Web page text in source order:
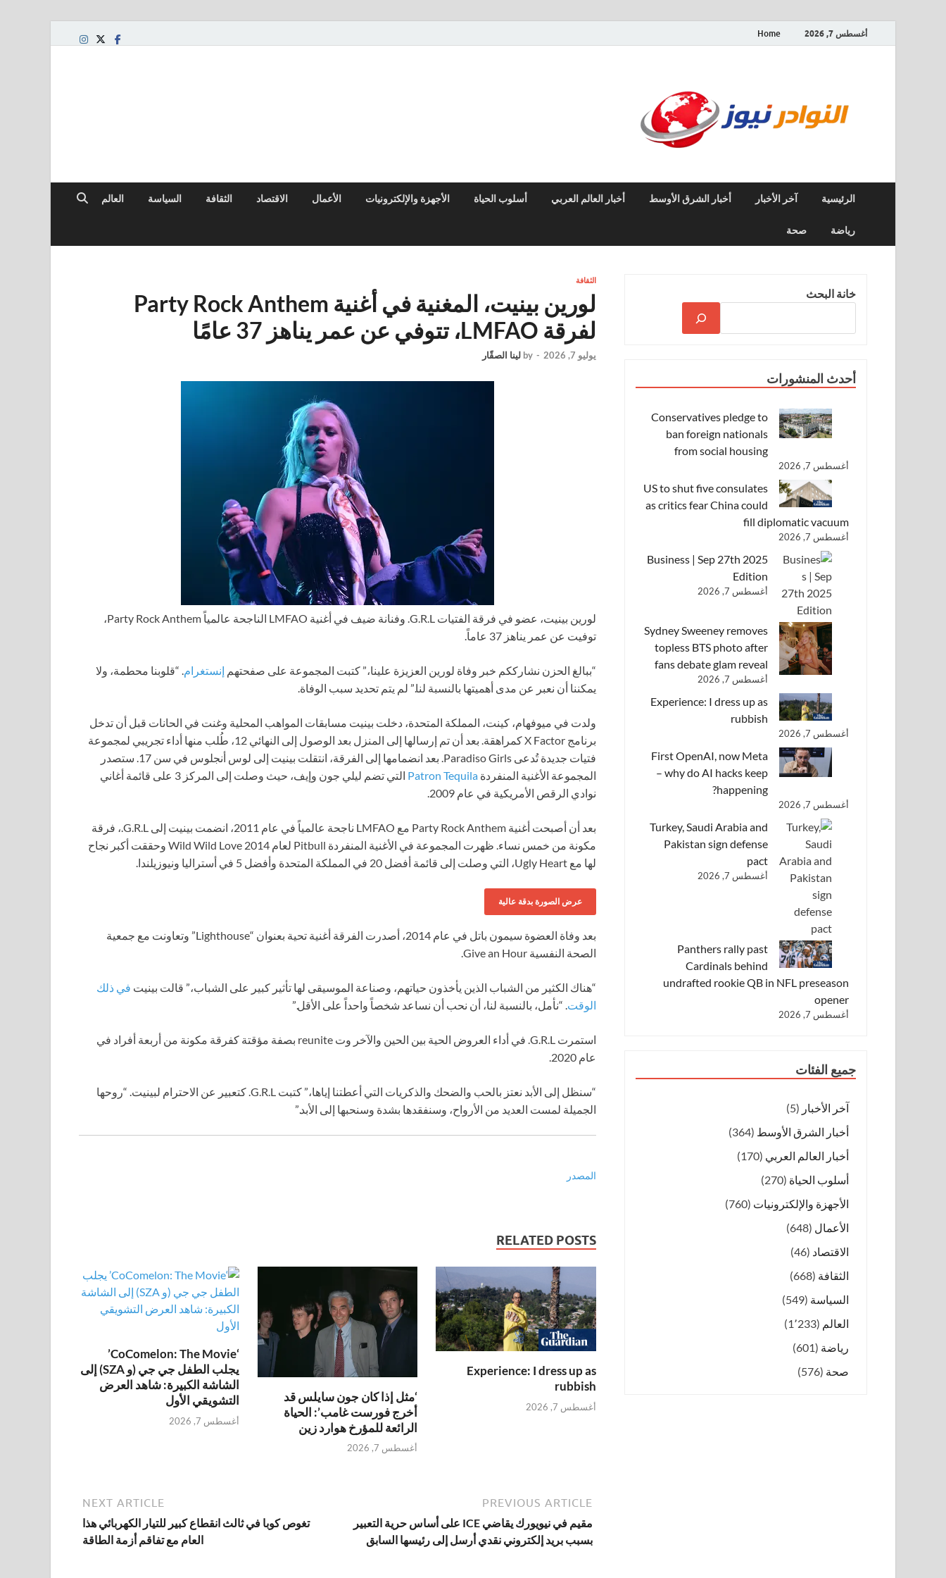
أغسطس 7, 2026 Home
الرئيسية آخر الأخبار أخبار الشرق الأوسط أخبار العالم العربي أسلوب الحياة الأجهزة والإلكترونيات الأعمال الاقتصاد الثقافة السياسة العالم
رياضة صحة
الثقافة
لورين بينيت، المغنية في أغنية Party Rock Anthem
لفرقة LMFAO، تتوفي عن عمر يناهز 37 عامًا
يوليو 7, 2026 -
by لينا الصقّار
لورين بينيت، عضو في فرقة الفتيات G.R.L. وفنانة ضيف في أغنية LMFAO الناجحة عالمياً Party Rock Anthem،
توفيت عن عمر يناهز 37 عاماً.
“ببالغ الحزن نشارككم خبر وفاة لورين العزيزة علينا،” كتبت المجموعة على صفحتهم إنستغرام. “قلوبنا محطمة، ولا
يمكننا أن نعبر عن مدى أهميتها بالنسبة لنا.” لم يتم تحديد سبب الوفاة.
ولدت في ميوفهام، كينت، المملكة المتحدة، دخلت بينيت مسابقات المواهب المحلية وغنت في الحانات قبل أن تدخل
برنامج X Factor كمراهقة. بعد أن تم إرسالها إلى المنزل بعد الوصول إلى النهائي 12، طُلب منها أداء تجريبي لمجموعة
فتيات جديدة تُدعى Paradiso Girls. بعد انضمامها إلى الفرقة، انتقلت بينيت إلى لوس أنجلوس في سن 17. ستصدر
المجموعة الأغنية المنفردة Patron Tequila
التي تضم ليلي جون وإيف، حيث وصلت إلى المركز 3 على قائمة أغاني
نوادي الرقص الأمريكية في عام 2009.
بعد أن أصبحت أغنية Party Rock Anthem مع LMFAO ناجحة عالمياً في عام 2011، انضمت بينيت إلى G.R.L.، فرقة
مكونة من خمس نساء. ظهرت المجموعة في الأغنية المنفردة Pitbull لعام 2014 Wild Wild Love وحققت أكبر نجاح
لها مع Ugly Heart، التي وصلت إلى قائمة أفضل 20 في المملكة المتحدة وأفضل 5 في أستراليا ونيوزيلندا.
عرض الصورة بدقة عالية
بعد وفاة العضوة سيمون باتل في عام 2014، أصدرت الفرقة أغنية تحية بعنوان “Lighthouse” وتعاونت مع جمعية
الصحة النفسية Give an Hour.
“هناك الكثير من الشباب الذين يأخذون حياتهم، وصناعة الموسيقى لها تأثير كبير على الشباب،” قالت بينيت في ذلك
الوقت. “نأمل، بالنسبة لنا، أن نحب أن نساعد شخصاً واحداً على الأقل.”
استمرت G.R.L. في أداء العروض الحية بين الحين والآخر وت reunite بصفة مؤقتة كفرقة مكونة من أربعة أفراد في
عام 2020.
“سنظل إلى الأبد نعتز بالحب والضحك والذكريات التي أعطتنا إياها،” كتبت G.R.L. كتعبير عن الاحترام لبينيت. “روحها
الجميلة لمست العديد من الأرواح، وسنفقدها بشدة وسنحبها إلى الأبد.”
المصدر
RELATED POSTS
Experience: I dress up as
rubbish
أغسطس 7, 2026
‘مثل إذا كان جون سايلس قد
أخرج فورست غامب’: الحياة
الرائعة للمؤرخ هوارد زين
أغسطس 7, 2026
‘CoComelon: The Movie’
يجلب الطفل جي جي (و SZA) إلى
الشاشة الكبيرة: شاهد العرض
التشويقي الأول
أغسطس 7, 2026
PREVIOUS ARTICLE
مقيم في نيويورك يقاضي ICE على أساس حرية التعبير
بسبب بريد إلكتروني نقدي أرسل إلى رئيسها السابق
NEXT ARTICLE
تغوص كوبا في ثالث انقطاع كبير للتيار الكهربائي هذا
العام مع تفاقم أزمة الطاقة
خانة البحث
أحدث المنشورات
Conservatives pledge to
ban foreign nationals
from social housing
أغسطس 7, 2026
US to shut five consulates
as critics fear China could
fill diplomatic vacuum
أغسطس 7, 2026
Business | Sep 27th 2025
Edition
أغسطس 7, 2026
Sydney Sweeney removes
topless BTS photo after
fans debate glam reveal
أغسطس 7, 2026
Experience: I dress up as
rubbish
أغسطس 7, 2026
First OpenAI, now Meta
– why do AI hacks keep
happening?
أغسطس 7, 2026
Turkey, Saudi Arabia and
Pakistan sign defense
pact
أغسطس 7, 2026
Panthers rally past
Cardinals behind
undrafted rookie QB in NFL preseason
opener
أغسطس 7, 2026
جميع الفئات
آخر الأخبار (5)
أخبار الشرق الأوسط (364)
أخبار العالم العربي (170)
أسلوب الحياة (270)
الأجهزة والإلكترونيات (760)
الأعمال (648)
الاقتصاد (46)
الثقافة (668)
السياسة (549)
العالم (1٬233)
رياضة (601)
صحة (576)